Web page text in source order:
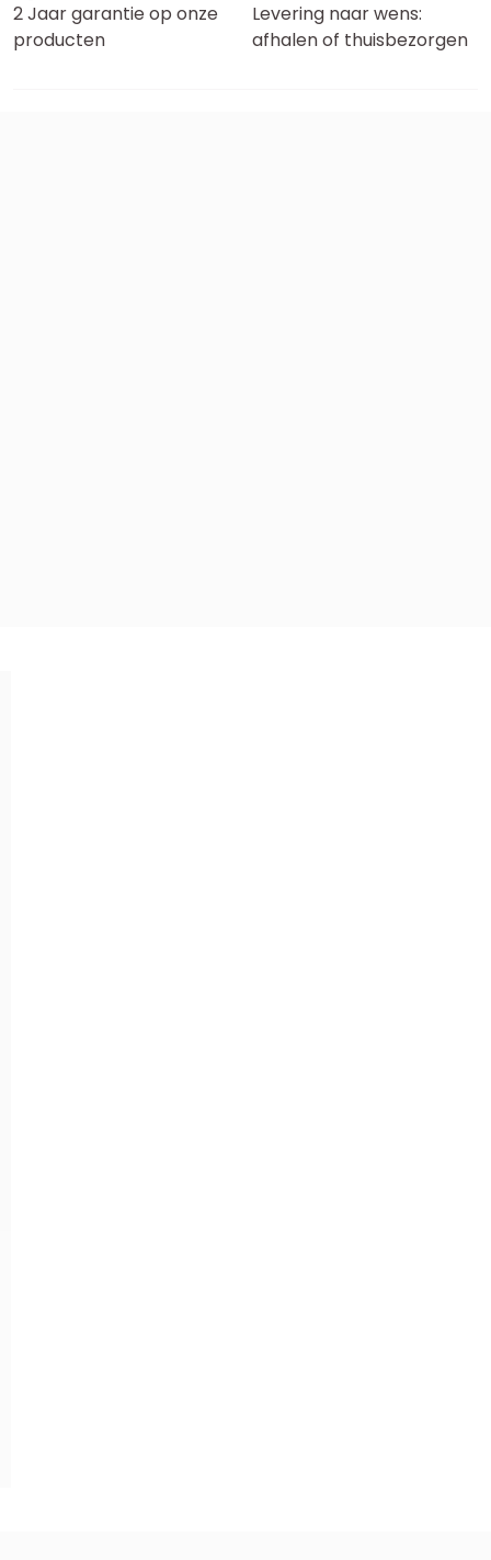
2 Jaar garantie op onze
producten
Levering naar wens:
afhalen of thuisbezorgen